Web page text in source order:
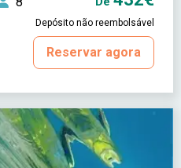
Depósito não reembolsável
Reservar agora